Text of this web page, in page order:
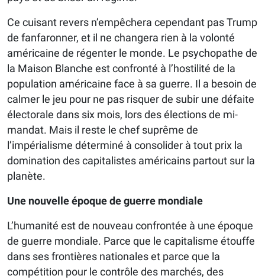
Ce cuisant revers n’empêchera cependant pas Trump
de fanfaronner, et il ne changera rien à la volonté
américaine de régenter le monde. Le psychopathe de
la Maison Blanche est confronté à l’hostilité de la
population américaine face à sa guerre. Il a besoin de
calmer le jeu pour ne pas risquer de subir une défaite
électorale dans six mois, lors des élections de mi-
mandat. Mais il reste le chef suprême de
l’impérialisme déterminé à consolider à tout prix la
domination des capitalistes américains partout sur la
planète.
Une nouvelle époque de guerre mondiale
L’humanité est de nouveau confrontée à une époque
de guerre mondiale. Parce que le capitalisme étouffe
dans ses frontières nationales et parce que la
compétition pour le contrôle des marchés, des